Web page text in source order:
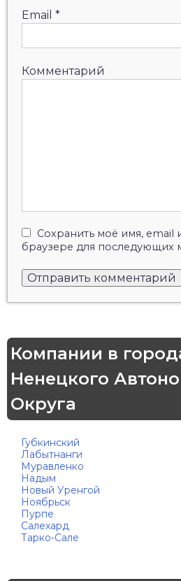
Email *
Комментарий
Сохранить моё имя, email
браузере для последующих
Компании в
Ненецкого
Округа
Губкинский
Лабытнанги
Муравленко
Надым
Новый Уренгой
Ноябрьск
Пурпе
Салехард
Тарко-Сале